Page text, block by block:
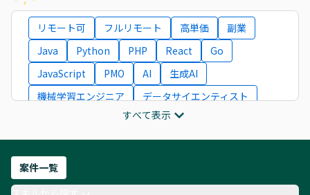
リモート可 フルリモート 高単価
副業
Java
Python PHP React
Go
JavaScript
PMO AI
生成AI
機械学習エンジニア
データサイエンティスト
ITコンサルタント
フロントエンドエンジニア
ネットワークエンジニア
AIエンジニア
Webデザイナー
すべて表示
案件一覧